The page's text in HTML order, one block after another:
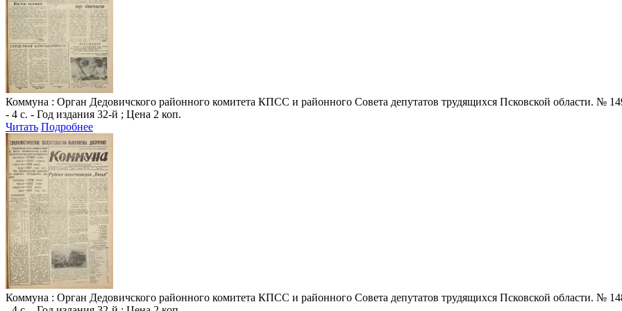
Коммуна : Орган Дедовичского районного комитета КПСС и районного Совета депутатов трудящихся Псковской области. №
- 4 с. - Год издания 32-й ; Цена 2 коп.
Читать Подробнее
Коммуна : Орган Дедовичского районного комитета КПСС и районного Совета депутатов трудящихся Псковской области. №